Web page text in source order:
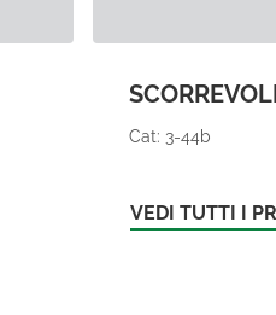
Cat: 3-44b
VEDI TUTTI I